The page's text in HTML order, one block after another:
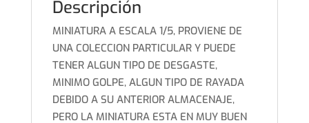
Descripción
MINIATURA A ESCALA 1/5, PROVIENE DE
UNA COLECCION PARTICULAR Y PUEDE
TENER ALGUN TIPO DE DESGASTE,
MINIMO GOLPE, ALGUN TIPO DE RAYADA
DEBIDO A SU ANTERIOR ALMACENAJE,
PERO LA MINIATURA ESTA EN MUY BUEN